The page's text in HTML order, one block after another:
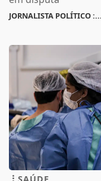
JORNALISTA POLÍTICO :...
SAÚDE